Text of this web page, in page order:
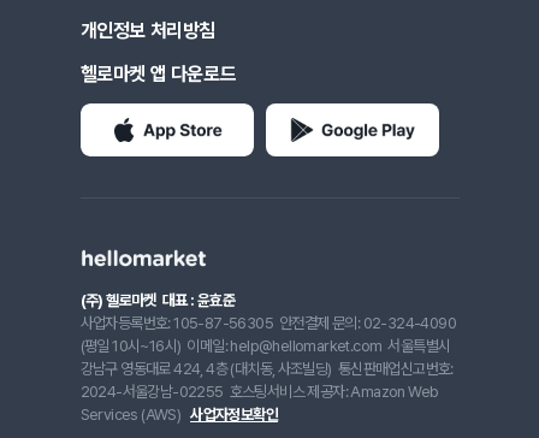
개인정보 처리방침
헬로마켓 앱 다운로드
(주) 헬로마켓 대표 : 윤효준
사업자등록번호: 105-87-56305 안전결제 문의: 02-324-4090
(평일 10시~16시) 이메일: help@hellomarket.com 서울특별시
강남구 영동대로 424, 4층 (대치동, 사조빌딩) 통신판매업신고번호:
2024-서울강남-02255 호스팅서비스 제공자: Amazon Web
Services (AWS) 사업자정보확인